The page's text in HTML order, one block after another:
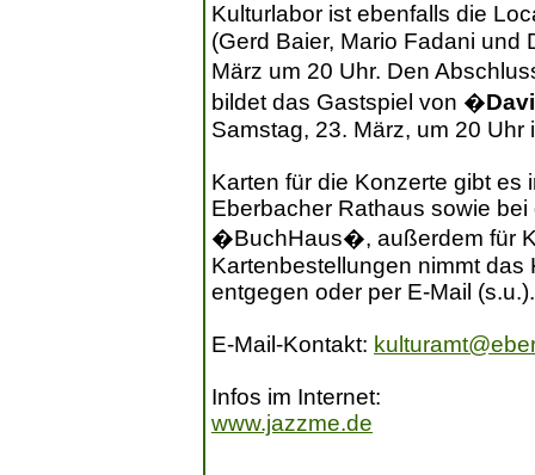
Kulturlabor ist ebenfalls die
(Gerd Baier, Mario Fadani und
März um 20 Uhr. Den
bildet das Gastspiel von �
Samstag, 23. März, um 20 Uhr
Karten für die Konzerte gibt es
Eberbacher Rathaus sowie
�BuchHaus�, außerdem für
Kartenbestellungen nimmt
entgegen oder per E-Mail (s.u.).
E-Mail-Kontakt:
Infos im Internet:
www.jazzme.de